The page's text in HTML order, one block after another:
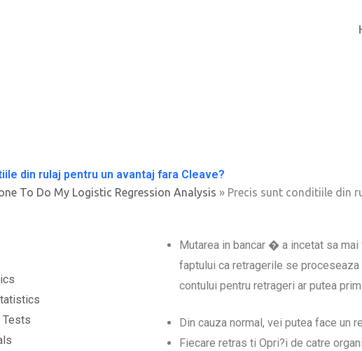
din rulaj pentru un avantaj fara Cleave?
To Do My Logistic Regression Analysis » Precis sunt conditiile din
Tests
Mutarea in bancar � a incetat sa
faptului ca retragerile se
contului pentru retrageri ar putea
Din cauza normal, vei putea face un
Fiecare retras ti Opri?i de catre